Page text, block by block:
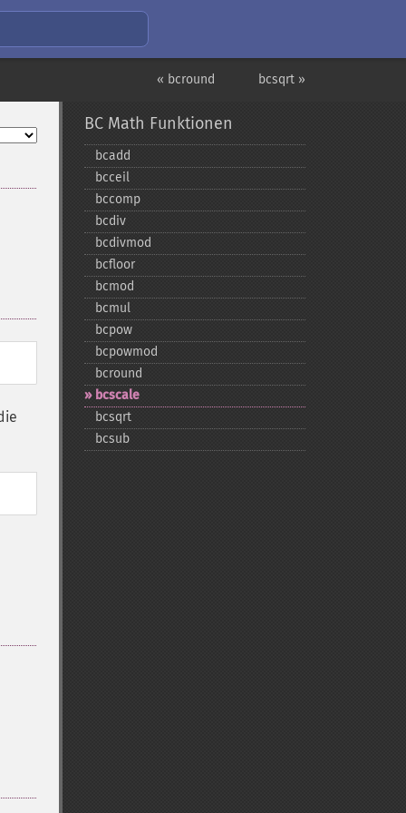
bcsqrt »
« bcround
BC Math Funktionen
bcadd
bcceil
bccomp
bcdiv
bcdivmod
bcfloor
bcmod
bcmul
bcpow
bcpowmod
bcround
bcscale
bcsqrt
bcsub